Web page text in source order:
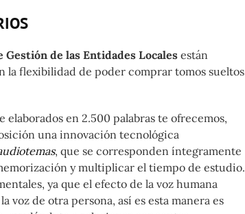
de las Entidades Localesestán
la flexibilidad de poder comprar tomos sueltos
en 2.500 palabras te ofrecemos,
una innovación tecnológica
, que se corresponden íntegramente
y multiplicar el tiempo de estudio.
ya que el efecto de la voz humana
voz de otra persona, así es esta manera es